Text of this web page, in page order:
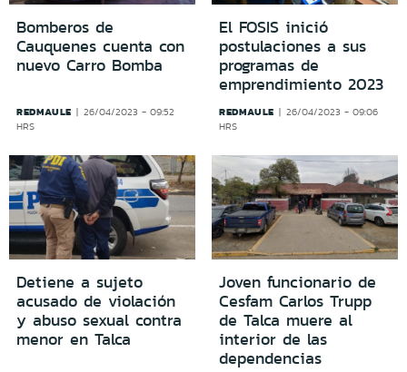
Bomberos de
Cauquenes cuenta con
nuevo Carro Bomba
REDMAULE
26/04/2023 - 09:52
HRS
El FOSIS inició
postulaciones a sus
programas de
emprendimiento 2023
REDMAULE
26/04/2023 - 09:06
HRS
Detiene a sujeto
acusado de violación
y abuso sexual contra
menor en Talca
Joven funcionario de
Cesfam Carlos Trupp
de Talca muere al
interior de las
dependencias